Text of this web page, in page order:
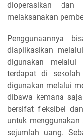
dioperasikan
melaksanakan
Penggunaannya
diaplikasikan
digunakan
terdapat di
digunakan melalui
dibawa kemana
bersifat fleksibel
untuk
sejumlah uang.